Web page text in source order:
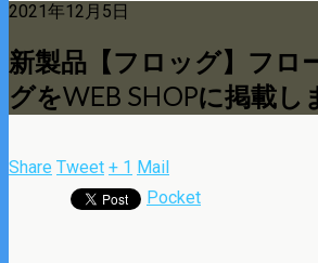
2021年12月5日
新製品【フロッグ】フロ
グをWEB SHOPに掲載し
Share Tweet + 1 Mail
Pocket